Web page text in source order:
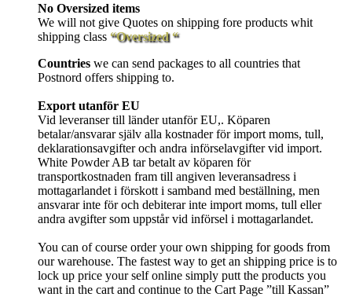
No Oversized items
We will not give Quotes on shipping fore products whit
shipping class “Oversized “
Countries we can send packages to all countries that
Postnord offers shipping to.
Export utanför EU
Vid leveranser till länder utanför EU,. Köparen
betalar/ansvarar själv alla kostnader för import moms, tull,
deklarationsavgifter och andra införselavgifter vid import.
White Powder AB tar betalt av köparen för
transportkostnaden fram till angiven leveransadress i
mottagarlandet i förskott i samband med beställning, men
ansvarar inte för och debiterar inte import moms, tull eller
andra avgifter som uppstår vid införsel i mottagarlandet.
You can of course order your own shipping for goods from
our warehouse. The fastest way to get an shipping price is to
lock up price your self online simply putt the products you
want in the cart and continue to the Cart Page ”till Kassan”